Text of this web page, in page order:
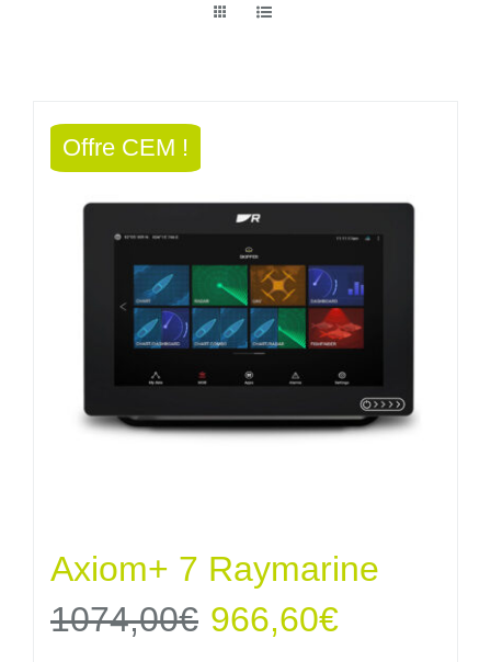
Offre CEM !
Axiom+ 7 Raymarine
1074,00€ Le
966,60€Le